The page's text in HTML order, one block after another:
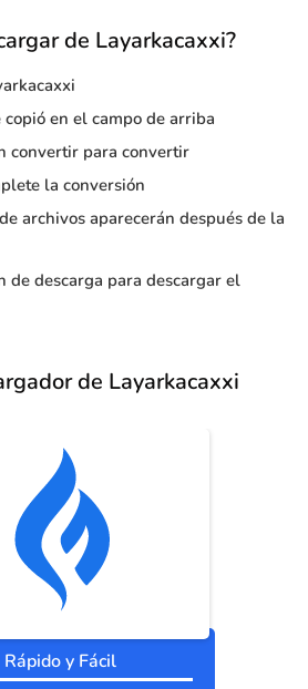
de Layarkacaxxi?
en el campo de arriba
convertir para convertir
la conversión
archivos aparecerán después de la
de descarga para descargar el
de Layarkacaxxi
Rápido y Fácil